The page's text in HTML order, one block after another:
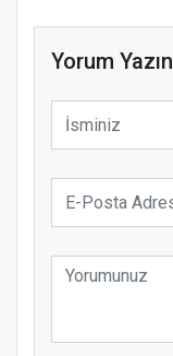
Yorum Yazın